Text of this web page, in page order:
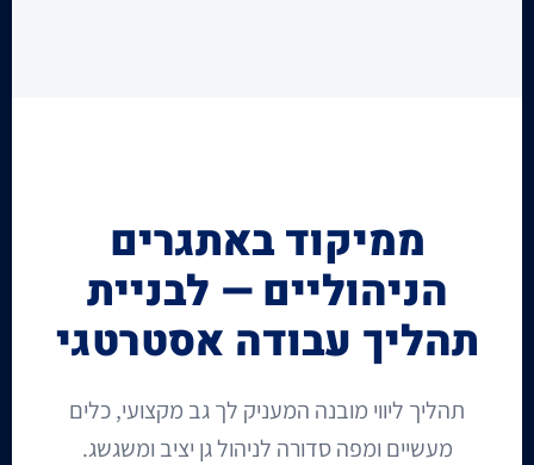
ממיקוד באתגרים
הניהוליים — לבניית
תהליך עבודה אסטרטגי
תהליך ליווי מובנה המעניק לך גב מקצועי, כלים
מעשיים ומפה סדורה לניהול גן יציב ומשגשג.